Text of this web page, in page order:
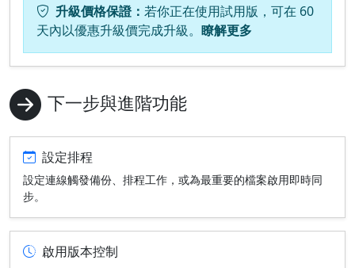
升級價格保證： 若你正在使用試用版，可在 60
天內以優惠升級價完成升級。 瞭解更多
下一步與進階功能
設定排程
設定連線觸發備份、排程工作，或為最重要的檔案啟用即時同
步。
啟用版本控制